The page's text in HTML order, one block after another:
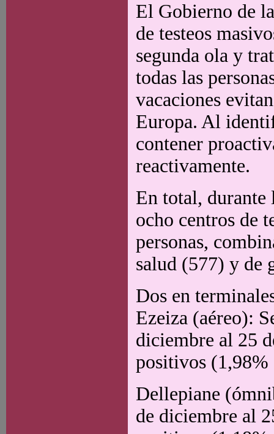
El Gobierno de
de testeos
segunda ola y
todas las
vacaciones
Europa. Al
contener
reactivamente.
En total, durante
ocho centros de
personas,
salud (577) y de
Dos en
Ezeiza (aéreo):
diciembre al 25
positivos
Dellepiane
de diciembre al